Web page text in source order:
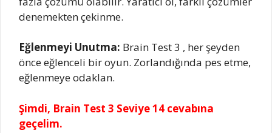
denemekten çekinme.
Eğlenmeyi Unutma: Brain Test 3 , her şeyden
önce eğlenceli bir oyun. Zorlandığında pes etme,
eğlenmeye odaklan.
Şimdi, Brain Test 3 Seviye 14 cevabına
geçelim.